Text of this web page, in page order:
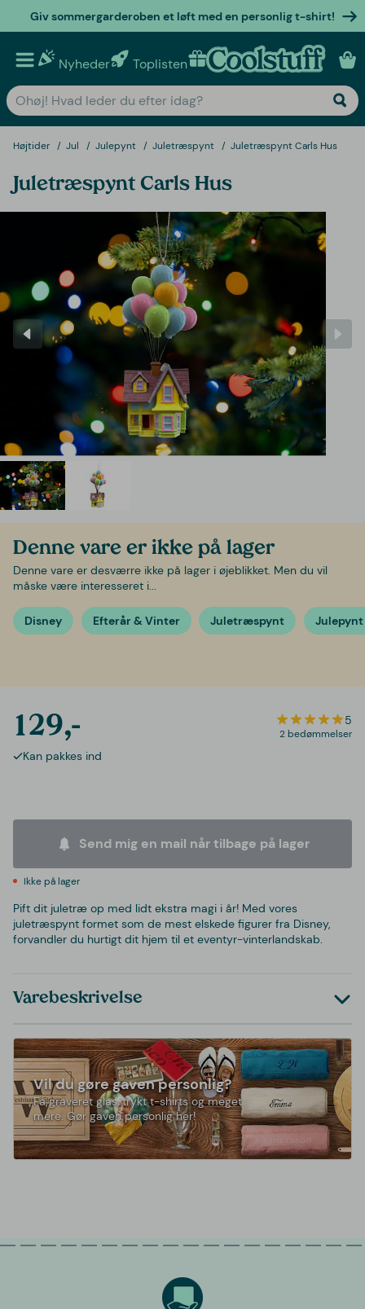
Giv sommergarderoben et løft med en personlig t-shirt!
Nyheder Toplisten Personlige gaver
Højtider Jul Julepynt Juletræspynt Juletræspynt Carls Hus
Juletræspynt Carls Hus
Denne vare er ikke på lager
Denne vare er desværre ikke på lager i øjeblikket. Men du vil
måske være interesseret i...
Disney Efterår & Vinter Juletræspynt Julepynt
129,- 5
2 bedømmelser
Kan pakkes ind
Send mig en mail når tilbage på lager
Ikke på lager
Pift dit juletræ op med lidt ekstra magi i år! Med vores
juletræspynt formet som de mest elskede figurer fra Disney,
forvandler du hurtigt dit hjem til et eventyr-vinterlandskab.
Varebeskrivelse
Vil du gøre gaven personlig?
Få graveret glas, trykt t-shirts og meget
mere. Gør gaven personlig her!